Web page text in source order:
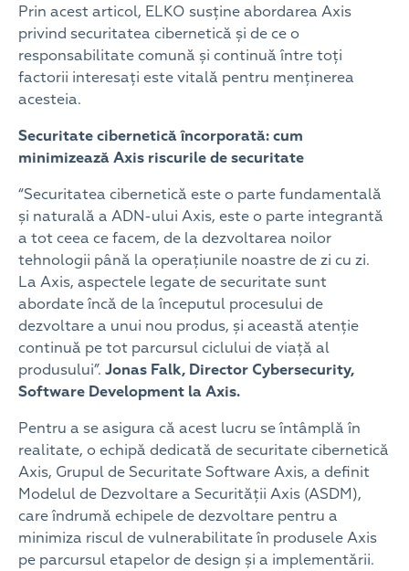
Prin acest articol, ELKO susține abordarea Axis
privind securitatea cibernetică și de ce o
responsabilitate comună și continuă între toți
factorii interesați este vitală pentru menținerea
acesteia.
Securitate cibernetică încorporată: cum
minimizează Axis riscurile de securitate
“Securitatea cibernetică este o parte fundamentală
și naturală a ADN-ului Axis, este o parte integrantă
a tot ceea ce facem, de la dezvoltarea noilor
tehnologii până la operațiunile noastre de zi cu zi.
La Axis, aspectele legate de securitate sunt
abordate încă de la începutul procesului de
dezvoltare a unui nou produs, și această atenție
continuă pe tot parcursul ciclului de viață al
produsului”. Jonas Falk, Director Cybersecurity,
Software Development la Axis.
Pentru a se asigura că acest lucru se întâmplă în
realitate, o echipă dedicată de securitate cibernetică
Axis, Grupul de Securitate Software Axis, a definit
Modelul de Dezvoltare a Securității Axis (ASDM),
care îndrumă echipele de dezvoltare pentru a
minimiza riscul de vulnerabilitate în produsele Axis
pe parcursul etapelor de design și a implementării.